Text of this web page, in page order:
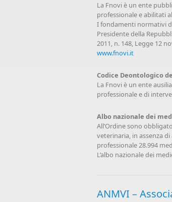
La Fnovi è un ente
professionale e abilitati
I fondamenti normativi
Presidente della
2011, n. 148, Legge 12
www.fnovi.it
Codice Deontologico
La Fnovi è un ente
professionale e di
Albo nazionale dei
All’Ordine sono
veterinaria, in assenza di
professionale 28.994
L’albo nazionale dei
ANMVI –